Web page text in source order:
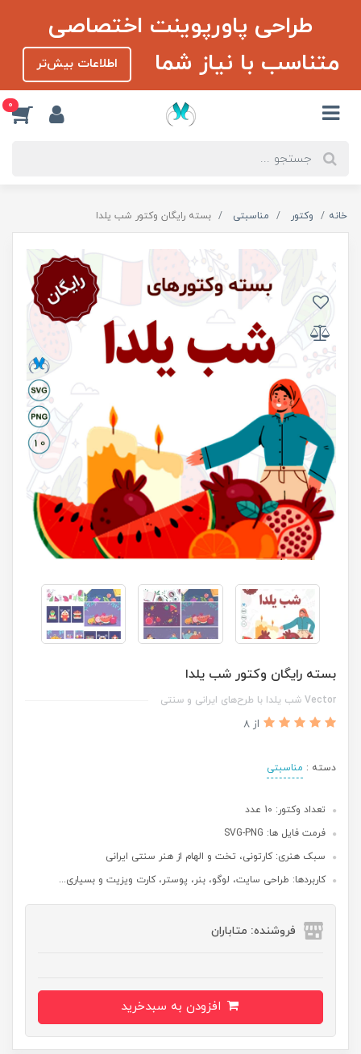
طراحی پاورپوینت اختصاصی
متناسب با نیاز شما
اطلاعات بیش‌تر
0
خانه وکتور مناسبتی بسته رایگان وکتور شب یلدا
بسته رایگان وکتور شب یلدا
Vector شب یلدا با طرح‌های ایرانی و سنتی
از 8
دسته : مناسبتی
تعداد وکتور: 10 عدد
فرمت فایل ها: SVG-PNG
سبک هنری: کارتونی، تخت و الهام از هنر سنتی ایرانی
کاربردها: طراحی سایت، لوگو، بنر، پوستر، کارت ویزیت و بسیاری...
فروشنده: متاباران